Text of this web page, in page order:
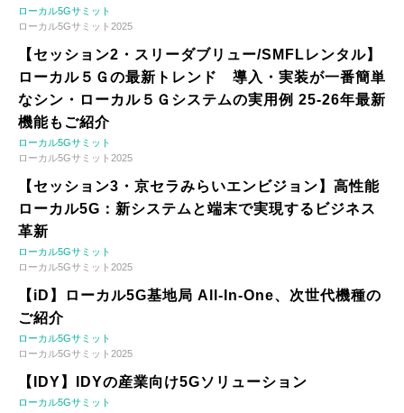
ローカル5Gサミット
ローカル5Gサミット2025
【セッション2・スリーダブリュー/SMFLレンタル】
ローカル５Ｇの最新トレンド 導入・実装が一番簡単
なシン・ローカル５Ｇシステムの実用例 25-26年最新
機能もご紹介
ローカル5Gサミット
ローカル5Gサミット2025
【セッション3・京セラみらいエンビジョン】高性能
ローカル5G：新システムと端末で実現するビジネス
革新
ローカル5Gサミット
ローカル5Gサミット2025
【iD】ローカル5G基地局 All-In-One、次世代機種の
ご紹介
ローカル5Gサミット
ローカル5Gサミット2025
【IDY】IDYの産業向け5Gソリューション
ローカル5Gサミット